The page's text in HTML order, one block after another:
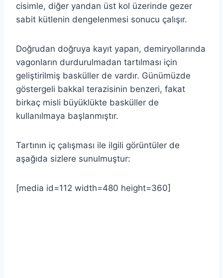
cisimle, diğer yandan üst kol üzerinde gezer
sabit kütlenin dengelenmesi sonucu çalışır.
Doğrudan doğruya kayıt yapan, demiryollarında
vagonların durdurulmadan tartılması için
geliştirilmiş basküller de vardır. Günümüzde
göstergeli bakkal terazisinin benzeri, fakat
birkaç misli büyüklükte basküller de
kullanılmaya başlanmıştır.
Tartının iç çalışması ile ilgili görüntüler de
aşağıda sizlere sunulmuştur:
[media id=112 width=480 height=360]